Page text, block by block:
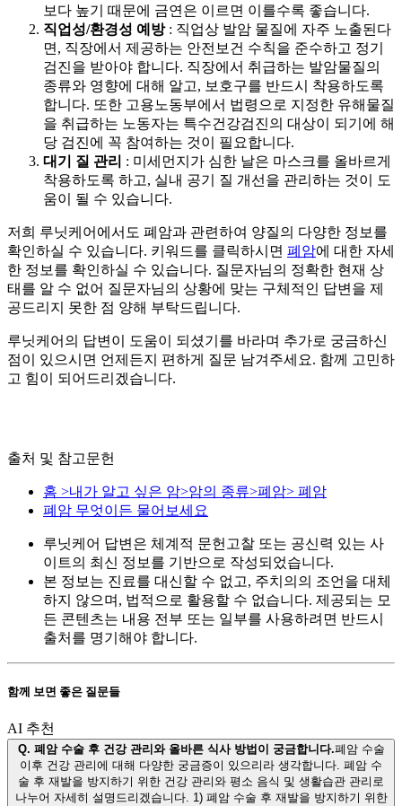
보다 높기 때문에 금연은 이르면 이를수록 좋습니다.
직업성/환경성 예방: 직업상 발암 물질에 자주 노출된다
면, 직장에서 제공하는 안전보건 수칙을 준수하고 정기
검진을 받아야 합니다. 직장에서 취급하는 발암물질의
종류와 영향에 대해 알고, 보호구를 반드시 착용하도록
합니다. 또한 고용노동부에서 법령으로 지정한 유해물질
을 취급하는 노동자는 특수건강검진의 대상이 되기에 해
당 검진에 꼭 참여하는 것이 필요합니다.
대기 질 관리 : 미세먼지가 심한 날은 마스크를 올바르게
착용하도록 하고, 실내 공기 질 개선을 관리하는 것이 도
움이 될 수 있습니다.
저희 루닛케어에서도 폐암과 관련하여 양질의 다양한 정보를
확인하실 수 있습니다. 키워드를 클릭하시면 폐암에 대한 자세
한 정보를 확인하실 수 있습니다. 질문자님의 정확한 현재 상
태를 알 수 없어 질문자님의 상황에 맞는 구체적인 답변을 제
공드리지 못한 점 양해 부탁드립니다.
루닛케어의 답변이 도움이 되셨기를 바라며 추가로 궁금하신
점이 있으시면 언제든지 편하게 질문 남겨주세요. 함께 고민하
고 힘이 되어드리겠습니다.
출처 및 참고문헌
홈 >내가 알고 싶은 암>암의 종류>폐암> 폐암
폐암 무엇이든 물어보세요
루닛케어 답변은 체계적 문헌고찰 또는 공신력 있는 사
이트의 최신 정보를 기반으로 작성되었습니다.
본 정보는 진료를 대신할 수 없고, 주치의의 조언을 대체
하지 않으며, 법적으로 활용할 수 없습니다. 제공되는 모
든 콘텐츠는 내용 전부 또는 일부를 사용하려면 반드시
출처를 명기해야 합니다.
함께 보면 좋은 질문들
AI 추천
Q. 폐암 수술 후 건강 관리와 올바른 식사 방법이 궁금합니다.폐암 수술
이후 건강 관리에 대해 다양한 궁금증이 있으리라 생각합니다. 폐암 수
술 후 재발을 방지하기 위한 건강 관리와 평소 음식 및 생활습관 관리로
나누어 자세히 설명드리겠습니다. 1) 폐암 수술 후 재발을 방지하기 위한